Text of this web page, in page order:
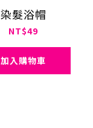
染髮浴帽
NT$49
加入購物車